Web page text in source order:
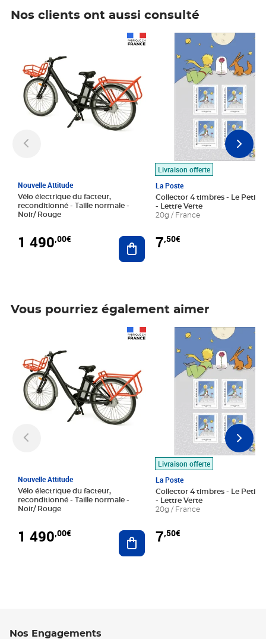
Nos clients ont aussi consulté
Nouvelle Attitude
Vélo électrique du facteur,
reconditionné - Taille normale -
Noir/ Rouge
1 490,00€ Ajouter au panier
Livraison offerte
La Poste
Collector 4 timbres - Le Petit
- Lettre Verte
20g / France
7,50€
Prix 7,50€
Vous pourriez également aimer
Nouvelle Attitude
Vélo électrique du facteur,
reconditionné - Taille normale -
Noir/ Rouge
1 490,00€ Ajouter au panier
Livraison offerte
La Poste
Collector 4 timbres - Le Petit
- Lettre Verte
20g / France
7,50€
Prix 7,50€
Nos Engagements